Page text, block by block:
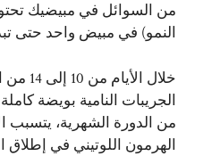
من السوائل في مبيضيك
النمو) في مبيض واحد حتى
خلال
من الدورة الشهرية، يتسبب
الهرمون اللوتيني في إطلاق